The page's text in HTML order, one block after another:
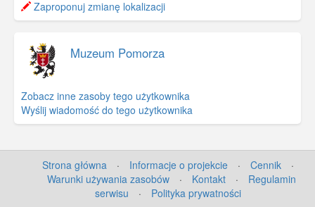
−
Zaproponuj zmianę lokalizacji
Muzeum Pomorza
Zobacz inne zasoby tego użytkownika
Wyślij wiadomość do tego użytkownika
Strona główna · Informacje o projekcie · Cennik
·
Warunki używania zasobów
· Kontakt ·
Regulamin
serwisu
· Polityka prywatności